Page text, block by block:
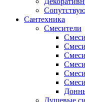
Сантехника
Смесители
Душевые